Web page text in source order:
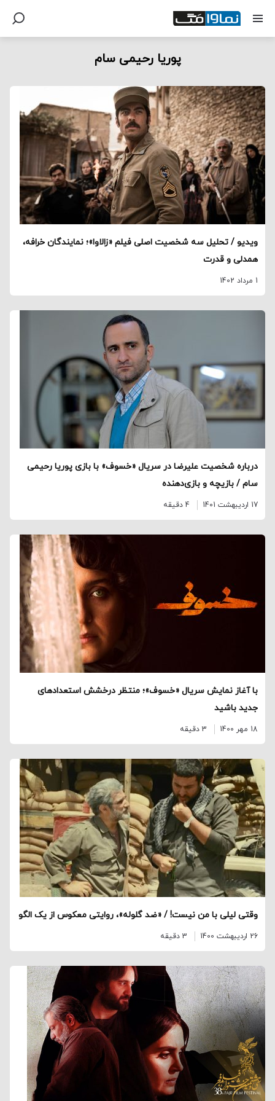
پوریا رحیمی سام
ویدیو / تحلیل سه شخصیت اصلی فیلم «زالاوا»؛ نمایندگان خرافه،
همدلی و قدرت
1 مرداد 1402
درباره شخصیت علیرضا در سریال «خسوف» با بازی پوریا رحیمی
سام / بازیچه و بازی‌دهنده
17 اردیبهشت 1401 4 دقیقه
با آغاز نمایش سریال «خسوف»؛ منتظر درخشش استعدادهای
جدید باشید
18 مهر 1400 3 دقیقه
وقتی لیلی با من نیست! / «ضد گلوله»، روایتی معکوس از یک الگو
26 اردیبهشت 1400 3 دقیقه